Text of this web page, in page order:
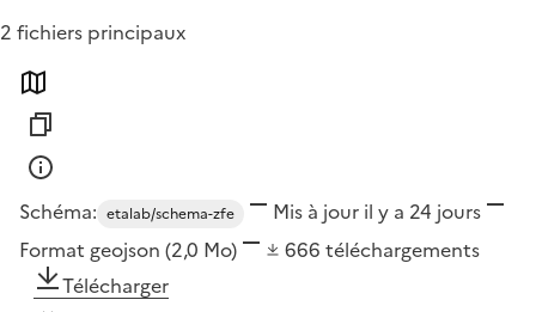
2 fichiers principaux
Schéma: etalab/schema-zfe
Mis à jour il y a 24 jours
Format geojson (2,0 Mo) 666 téléchargements
Télécharger